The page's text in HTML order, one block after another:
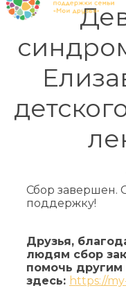
Сбор завершен.
поддержку!
Друзья,
людям сбор
помочь
здесь: https://